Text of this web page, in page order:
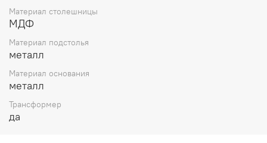
Материал столешницы
МДФ
Материал подстолья
металл
Материал основания
металл
Трансформер
да